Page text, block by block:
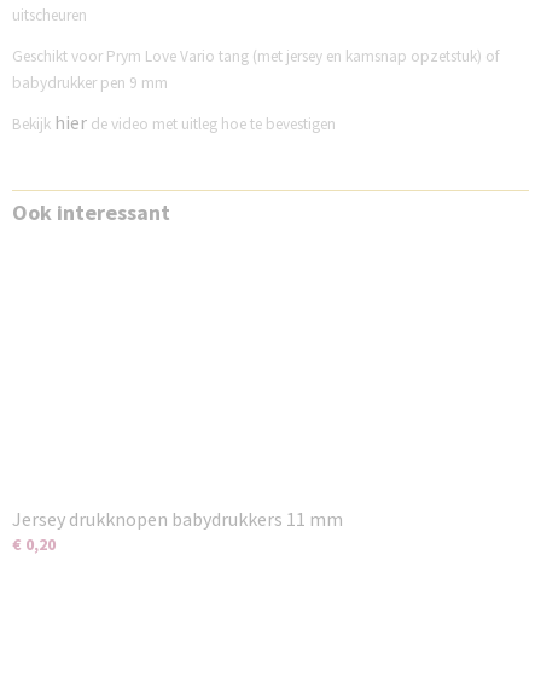
uitscheuren
Geschikt voor Prym Love Vario tang (met jersey en kamsnap opzetstuk) of
babydrukker pen 9 mm
Bekijk hier de video met uitleg hoe te bevestigen
Ook interessant
Jersey drukknopen babydrukkers 11 mm
€ 0,20